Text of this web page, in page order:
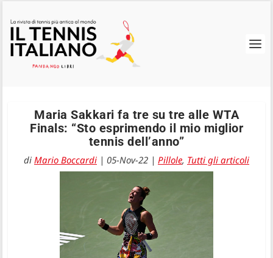
Maria Sakkari fa tre su tre alle WTA
Finals: “Sto esprimendo il mio miglior
tennis dell’anno”
di Mario Boccardi | 05-Nov-22 | Pillole, Tutti gli articoli